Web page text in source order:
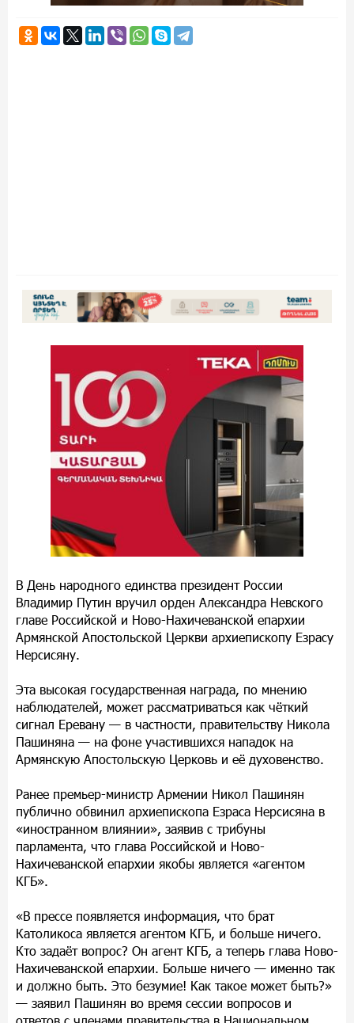
В День народного единства президент России
Владимир Путин вручил орден Александра Невского
главе Российской и Ново-Нахичеванской епархии
Армянской Апостольской Церкви архиепископу Езрасу
Нерсисяну.
Эта высокая государственная награда, по мнению
наблюдателей, может рассматриваться как чёткий
сигнал Еревану — в частности, правительству Никола
Пашиняна — на фоне участившихся нападок на
Армянскую Апостольскую Церковь и её духовенство.
Ранее премьер-министр Армении Никол Пашинян
публично обвинил архиепископа Езраса Нерсисяна в
«иностранном влиянии», заявив с трибуны
парламента, что глава Российской и Ново-
Нахичеванской епархии якобы является «агентом
КГБ».
«В прессе появляется информация, что брат
Католикоса является агентом КГБ, и больше ничего.
Кто задаёт вопрос? Он агент КГБ, а теперь глава Ново-
Нахичеванской епархии. Больше ничего — именно так
и должно быть. Это безумие! Как такое может быть?»
— заявил Пашинян во время сессии вопросов и